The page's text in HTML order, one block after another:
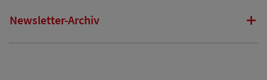
Newsletter-Archiv